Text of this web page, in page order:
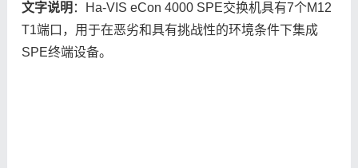
文字说明 ：Ha-VIS eCon 4000 SPE交换机具有7个M12
T1端口，用于在恶劣和具有挑战性的环境条件下集成
SPE终端设备。